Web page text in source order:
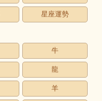
星座運勢
牛
龍
羊